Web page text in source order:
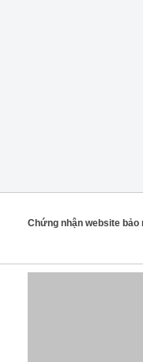
Chứng nhận website bảo